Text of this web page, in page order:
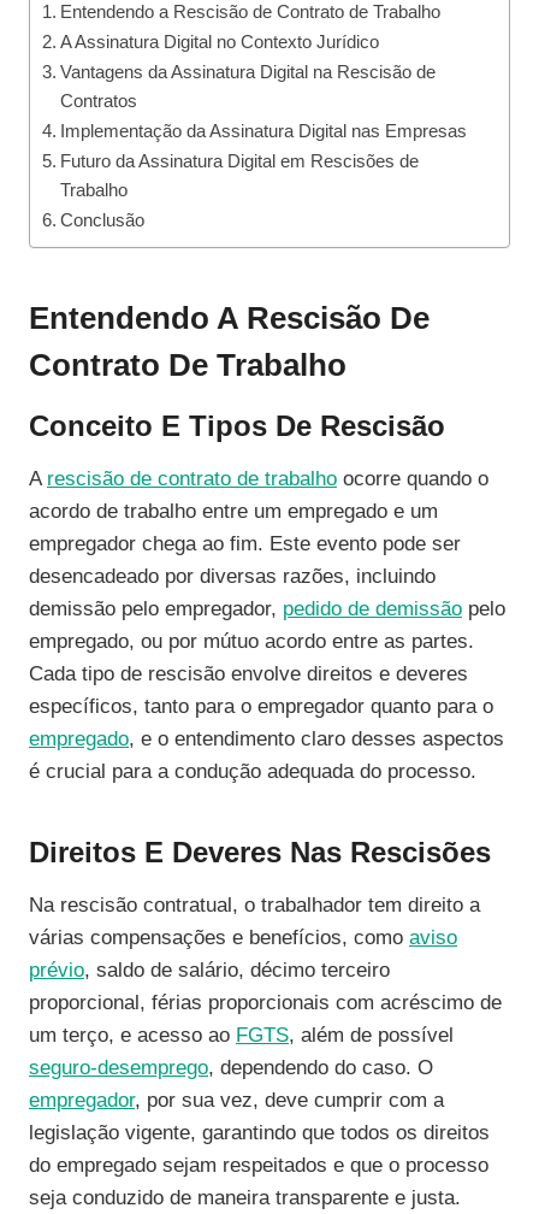
Entendendo a Rescisão de Contrato de Trabalho
A Assinatura Digital no Contexto Jurídico
Vantagens da Assinatura Digital na Rescisão de
Contratos
Implementação da Assinatura Digital nas Empresas
Futuro da Assinatura Digital em Rescisões de
Trabalho
Conclusão
Entendendo A Rescisão De
Contrato De Trabalho
Conceito E Tipos De Rescisão
A rescisão de contrato de trabalho ocorre quando o
acordo de trabalho entre um empregado e um
empregador chega ao fim. Este evento pode ser
desencadeado por diversas razões, incluindo
demissão pelo empregador, pedido de demissão pelo
empregado, ou por mútuo acordo entre as partes.
Cada tipo de rescisão envolve direitos e deveres
específicos, tanto para o empregador quanto para o
empregado, e o entendimento claro desses aspectos
é crucial para a condução adequada do processo.
Direitos E Deveres Nas Rescisões
Na rescisão contratual, o trabalhador tem direito a
várias compensações e benefícios, como aviso
prévio, saldo de salário, décimo terceiro
proporcional, férias proporcionais com acréscimo de
um terço, e acesso ao FGTS, além de possível
seguro-desemprego, dependendo do caso. O
empregador, por sua vez, deve cumprir com a
legislação vigente, garantindo que todos os direitos
do empregado sejam respeitados e que o processo
seja conduzido de maneira transparente e justa.